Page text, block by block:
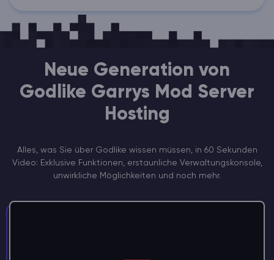
Neue Generation von
Godlike Garrys Mod Server
Hosting
Alles, was Sie über Godlike wissen müssen, in 60 Sekunden
Video: Exklusive Funktionen, erstaunliche Verwaltungskonsole,
unwirkliche Möglichkeiten und noch mehr.